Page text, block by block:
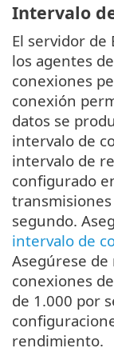
Intervalo
El servidor de
los agentes
conexiones
conexión
datos se
intervalo de
intervalo de
configurado
segundo.
intervalo de
Asegúrese
conexiones
de 1.000 por
rendimiento.